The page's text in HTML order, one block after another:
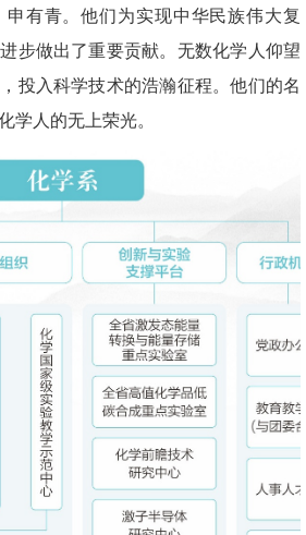
有青。他们为实现中华民族伟大复
步做出了重要贡献。无数化学人仰望
投入科学技术的浩瀚征程。他们的名
学人的无上荣光。